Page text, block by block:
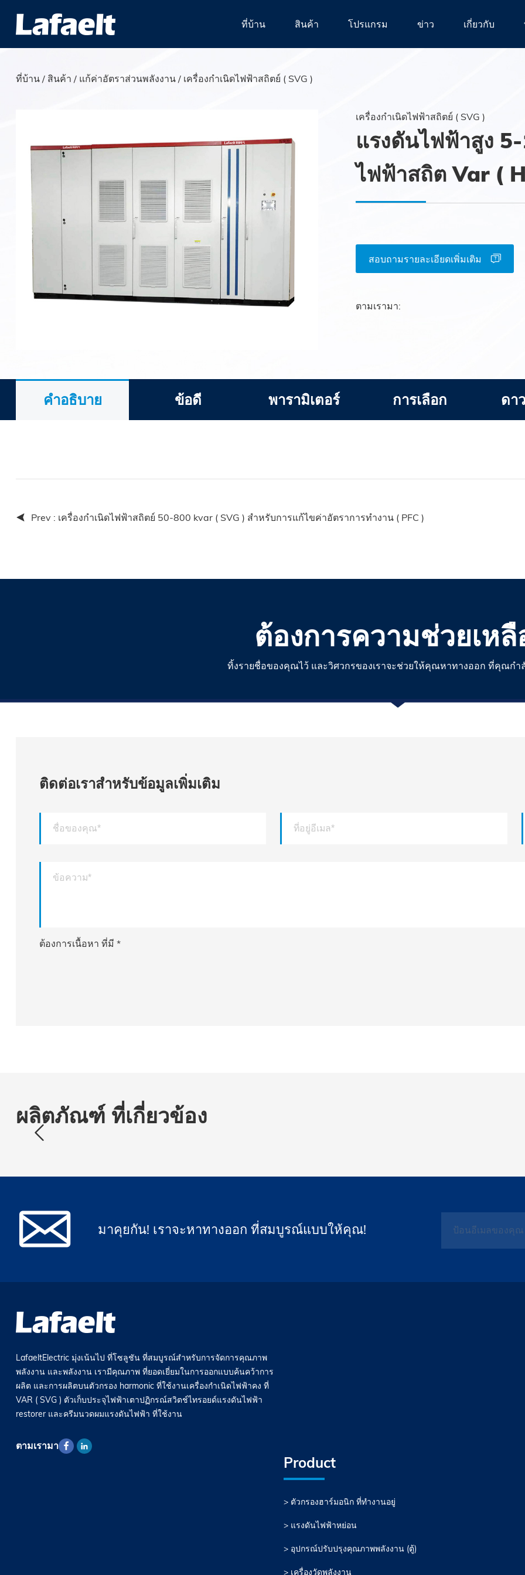
ที่บ้าน สินค้า โปรแกรม ข่าว เกี่ยวกับ
ที่บ้าน/ สินค้า / แก้ค่าอัตราส่วนพลังงาน/ เครื่องกำเนิดไฟฟ้าสถิตย์ ( SVG )
เครื่องกำเนิดไฟฟ้าสถิตย์ ( SVG )
แรงดันไฟฟ้าสูง
ไฟฟ้าสถิต Var (
สอบถามรายละเอียดเพิ่มเติม
ตามเรามา:
คำอธิบาย ข้อดี พารามิเตอร์ การเลือก ดา
Prev : เครื่องกำเนิดไฟฟ้าสถิตย์ 50-800 kvar ( SVG ) สำหรับการแก้ไขค่าอัตราการทำงาน ( PFC )
ต้องการความช่วยเหลื
ทิ้งรายชื่อของคุณไว้ และวิศวกรของเราจะช่วยให้คุณหาทางออก ที่คุณกำ
ติดต่อเราสำหรับข้อมูลเพิ่มเติม
ต้องการเนื้อหา ที่มี *
ผลิตภัณฑ์ ที่เกี่ยวข้อง
มาคุยกัน! เราจะหาทางออก ที่สมบูรณ์แบบให้คุณ!
LafaeltElectric มุ่งเน้นไป ที่โซลูชัน ที่สมบูรณ์สำหรับการจัดการคุณภาพ
พลังงาน และพลังงาน เรามีคุณภาพ ที่ยอดเยี่ยมในการออกแบบค้นคว้าการ
ผลิต และการผลิตบนตัวกรอง harmonic ที่ใช้งานเครื่องกำเนิดไฟฟ้าคง ที่
VAR ( SVG ) ตัวเก็บประจุไฟฟ้าเตาปฏิกรณ์สวิตช์ไทรอยด์แรงดันไฟฟ้า
restorer และครีมนวดผมแรงดันไฟฟ้า ที่ใช้งาน
ตามเรามา
Product
> ตัวกรองฮาร์มอนิก ที่ทำงานอยู่
> แรงดันไฟฟ้าหย่อน
> อุปกรณ์ปรับปรุงคุณภาพพลังงาน (ตู้)
> เครื่องวัดพลังงาน